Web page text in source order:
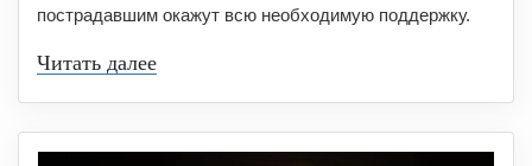
пострадавшим окажут всю необходимую поддержку.
Читать далее